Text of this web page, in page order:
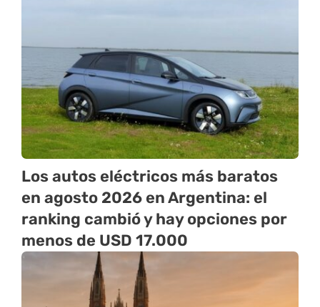
Los autos eléctricos más baratos
en agosto 2026 en Argentina: el
ranking cambió y hay opciones por
menos de USD 17.000